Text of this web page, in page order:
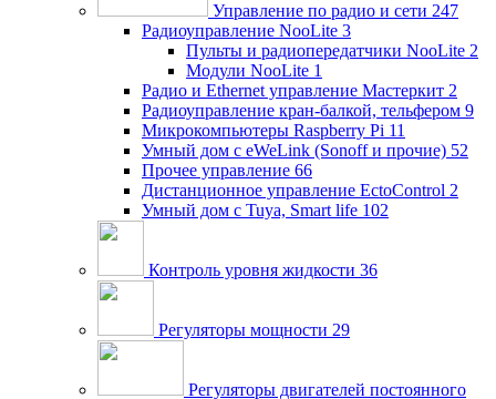
Управление по радио и сети 247
Радиоуправление NooLite 3
Пульты и радиопередатчики NooLite 2
Модули NooLite 1
Радио и Ethernet управление Мастеркит 2
Радиоуправление кран-балкой, тельфером 9
Микрокомпьютеры Raspberry Pi 11
Умный дом c eWeLink (Sonoff и прочие) 52
Прочее управление 66
Дистанционное управление EctoControl 2
Умный дом с Tuya, Smart life 102
Контроль уровня жидкости 36
Регуляторы мощности 29
Регуляторы двигателей постоянного